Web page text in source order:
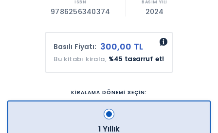
9786256340374 2024
Basılı Fiyatı: 300,00 TL
Bu kitabı kirala, %45 tasarruf et!
KİRALAMA DÖNEMİ SEÇİN:
1 Yıllık